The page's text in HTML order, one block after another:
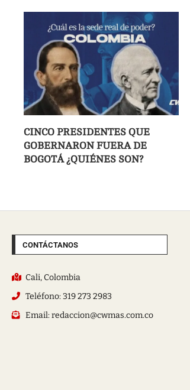
CINCO PRESIDENTES QUE
GOBERNARON FUERA DE
BOGOTÁ ¿QUIÉNES SON?
CONTÁCTANOS
Cali, Colombia
Teléfono: 319 273 2983
Email: redaccion@cwmas.com.co